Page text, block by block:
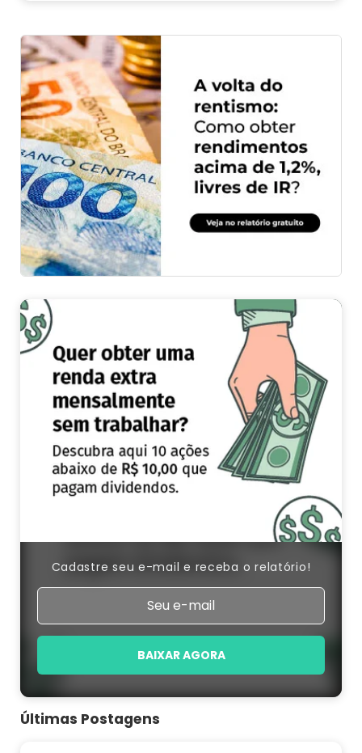
Cadastre seu e-mail e receba o relatório!
BAIXAR AGORA
Últimas Postagens